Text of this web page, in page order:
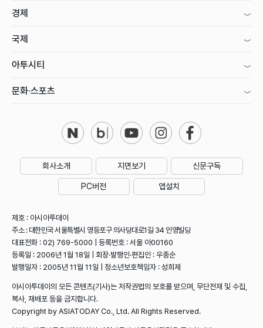
경제
국제
아투시티
문화·스포츠
회사소개 지면보기 신문구독
PC버전 앱설치
제호 : 아시아투데이
주소 : 대한민국 서울특별시 영등포구 의사당대로1길 34 인영빌딩
대표전화 : 02) 769-5000 | 등록번호 : 서울 아00160
등록일 : 2006년 1월 18일 | 회장·발행인·편집인 : 우종순
발행일자 : 2005년 11월 11일 | 청소년보호책임자 : 성희제
아시아투데이의 모든 콘텐츠(기사)는 저작권법의 보호를 받으며, 무단전재 및 수집,
복사, 재배포 등을 금지합니다.
Copyright by ASIATODAY Co., Ltd. All Rights Reserved.